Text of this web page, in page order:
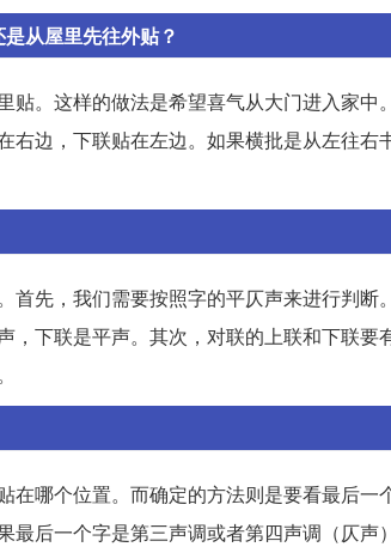
从屋里先往外贴？
贴。这样的做法是希望喜气从大门进入家
右边，下联贴在左边。如果横批是从左往
首先，我们需要按照字的平仄声来进行判
，下联是平声。其次，对联的上联和下联要
在哪个位置。而确定的方法则是要看最后
最后一个字是第三声调或者第四声调（仄